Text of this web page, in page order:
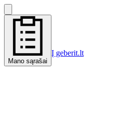
Mano sąrašai
Į geberit.lt